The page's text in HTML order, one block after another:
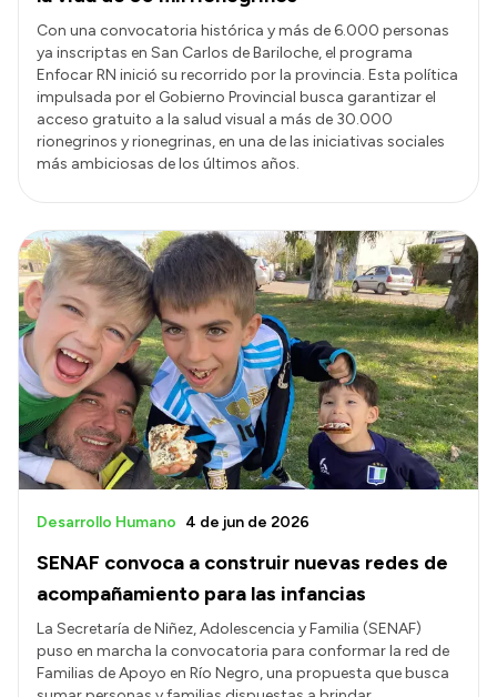
Con una convocatoria histórica y más de 6.000 personas
ya inscriptas en San Carlos de Bariloche, el programa
Enfocar RN inició su recorrido por la provincia. Esta política
impulsada por el Gobierno Provincial busca garantizar el
acceso gratuito a la salud visual a más de 30.000
rionegrinos y rionegrinas, en una de las iniciativas sociales
más ambiciosas de los últimos años.
SENAF convoca a construir nuevas redes de
acompañamiento para las infancias
Desarrollo Humano 4 de jun de 2026
La Secretaría de Niñez, Adolescencia y Familia (SENAF)
puso en marcha la convocatoria para conformar la red de
Familias de Apoyo en Río Negro, una propuesta que busca